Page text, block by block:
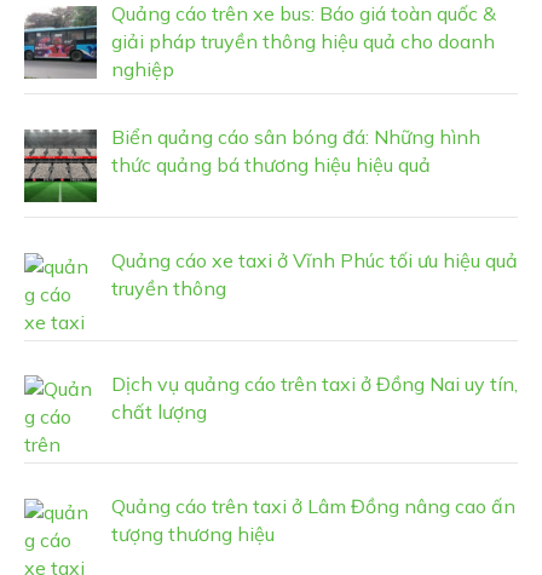
Quảng cáo trên xe bus: Báo giá toàn quốc &
giải pháp truyền thông hiệu quả cho doanh
nghiệp
Biển quảng cáo sân bóng đá: Những hình
thức quảng bá thương hiệu hiệu quả
Quảng cáo xe taxi ở Vĩnh Phúc tối ưu hiệu quả
truyền thông
Dịch vụ quảng cáo trên taxi ở Đồng Nai uy tín,
chất lượng
Quảng cáo trên taxi ở Lâm Đồng nâng cao ấn
tượng thương hiệu